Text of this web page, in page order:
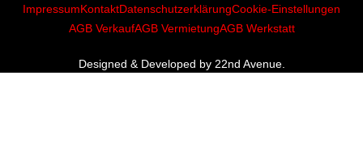
Designed & Developed by 22nd Avenue.
ImpressumKontaktDatenschutzerklärungCookie-Einstellungen
AGB VerkaufAGB VermietungAGB Werkstatt